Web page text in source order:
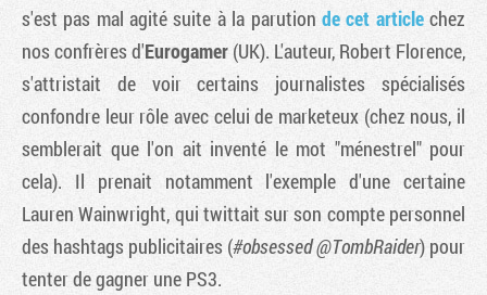
s'est pas mal agité suite à la parution de cet articlechez
nos confrères d'Eurogamer (UK). L'auteur, Robert Florence,
s'attristait de voir certains journalistes spécialisés
confondre leur rôle avec celui de marketeux (chez nous, il
semblerait que l'on ait inventé le mot "ménestrel" pour
cela). Il prenait notamment l'exemple d'une certaine
Lauren Wainwright, qui twittait sur son compte personnel
des hashtags publicitaires (#obsessed @TombRaider) pour
tenter de gagner une PS3.